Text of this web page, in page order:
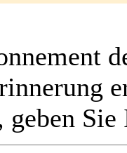
geben